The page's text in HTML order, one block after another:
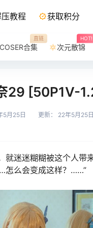
教程 获取积分
COSER合集
直链
次元散锦
HOT!
29 [50P1V-
5月25日 更新： 22年5月25
就迷迷糊糊被这个人带
怎么会变成这样？……”